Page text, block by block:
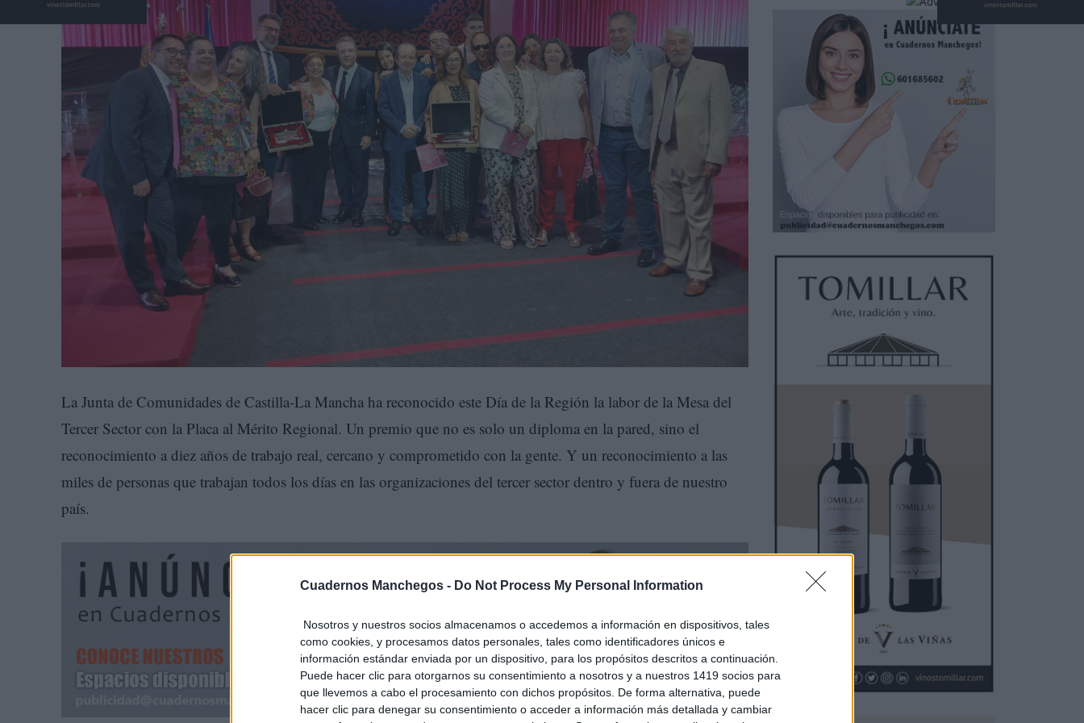
Cuadernos Manchegos - Do Not Process My Personal Information
Nosotros y nuestros socios almacenamos o accedemos a información en dispositivos, tales
como cookies, y procesamos datos personales, tales como identificadores únicos e
información estándar enviada por un dispositivo, para los propósitos descritos a continuación.
Puede hacer clic para otorgarnos su consentimiento a nosotros y a nuestros 1419 socios para
que llevemos a cabo el procesamiento con dichos propósitos. De forma alternativa, puede
hacer clic para denegar su consentimiento o acceder a información más detallada y cambiar
La Junta de Comunidades de Castilla-La Mancha ha reconocido este Día de la Región la labor de la Mesa del
Tercer Sector con la Placa al Mérito Regional. Un premio que no es solo un diploma en la pared, sino el
reconocimiento a diez años de trabajo real, cercano y comprometido con la gente. Y un reconocimiento a las
miles de personas que trabajan todos los días en las organizaciones del tercer sector dentro y fuera de nuestro
país.